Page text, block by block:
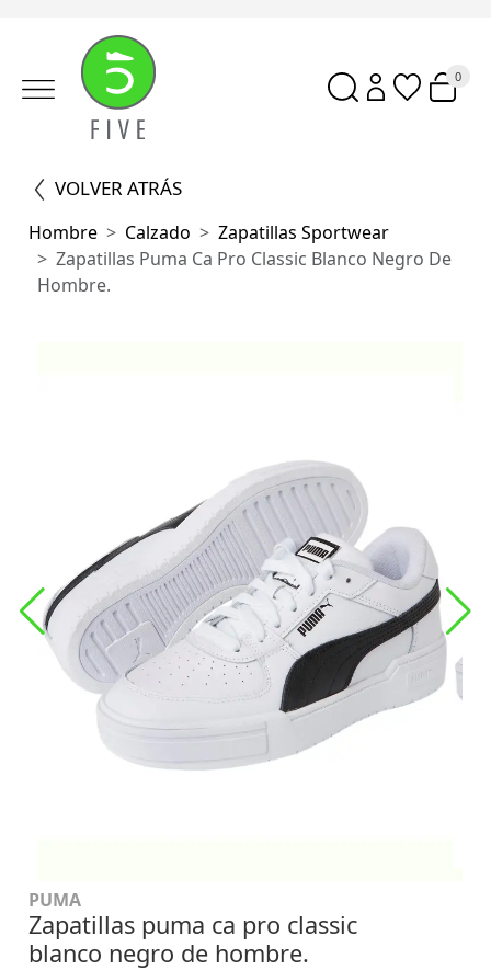
0
VOLVER ATRÁS
Hombre Calzado
Zapatillas Sportwear
Zapatillas Puma Ca Pro Classic Blanco Negro De
Hombre.
PUMA
Zapatillas puma ca pro classic
blanco negro de hombre.